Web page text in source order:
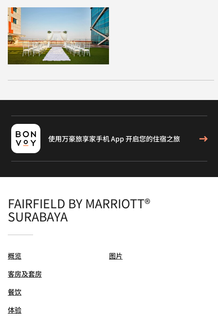
使用万豪旅享家手机 App 开启您的住宿之旅
FAIRFIELD BY MARRIOTT®
SURABAYA
概览
客房及套房
餐饮
体验
图片